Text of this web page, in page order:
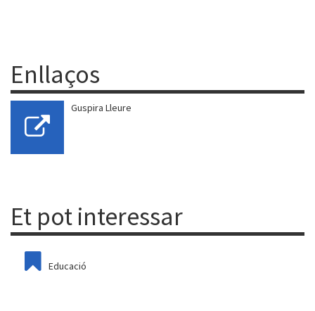
Enllaços
Guspira Lleure
Et pot interessar
Educació